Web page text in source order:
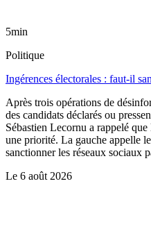
5min
Politique
Ingérences électorales : faut-il
Après trois opérations de
des candidats déclarés ou
Sébastien Lecornu a rappelé
une priorité. La gauche appelle
sanctionner les réseaux sociaux
Le 6 août 2026